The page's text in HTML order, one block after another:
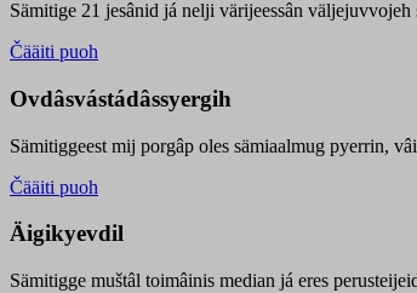
Sämitige 21 jesânid já nelji värijeessân
Čääiti puoh
Ovdâsvástádâssyergih
Sämitiggeest mij porgâp oles sämiaalmug pyerrin,
Čääiti puoh
Äigikyevdil
Sämitigge muštâl toimâinis median já eres